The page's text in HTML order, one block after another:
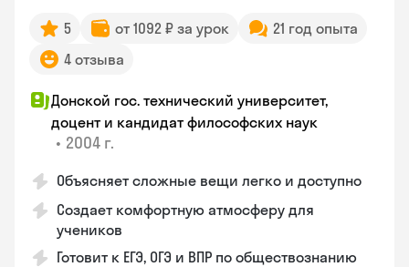
5 от 1092 ₽ за урок
21 год опыта
4 отзыва
Донской гос. технический университет,
доцент и кандидат философских наук
• 2004 г.
Объясняет сложные вещи легко и доступно
Создает комфортную атмосферу для
учеников
Готовит к ЕГЭ, ОГЭ и ВПР по обществознанию